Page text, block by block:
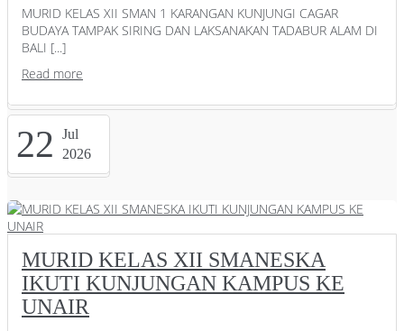
MURID KELAS XII SMAN 1 KARANGAN KUNJUNGI CAGAR
BUDAYA TAMPAK SIRING DAN LAKSANAKAN TADABUR ALAM DI
BALI [...]
Read more
22
Jul
2026
MURID KELAS XII SMANESKA
IKUTI KUNJUNGAN KAMPUS KE
UNAIR